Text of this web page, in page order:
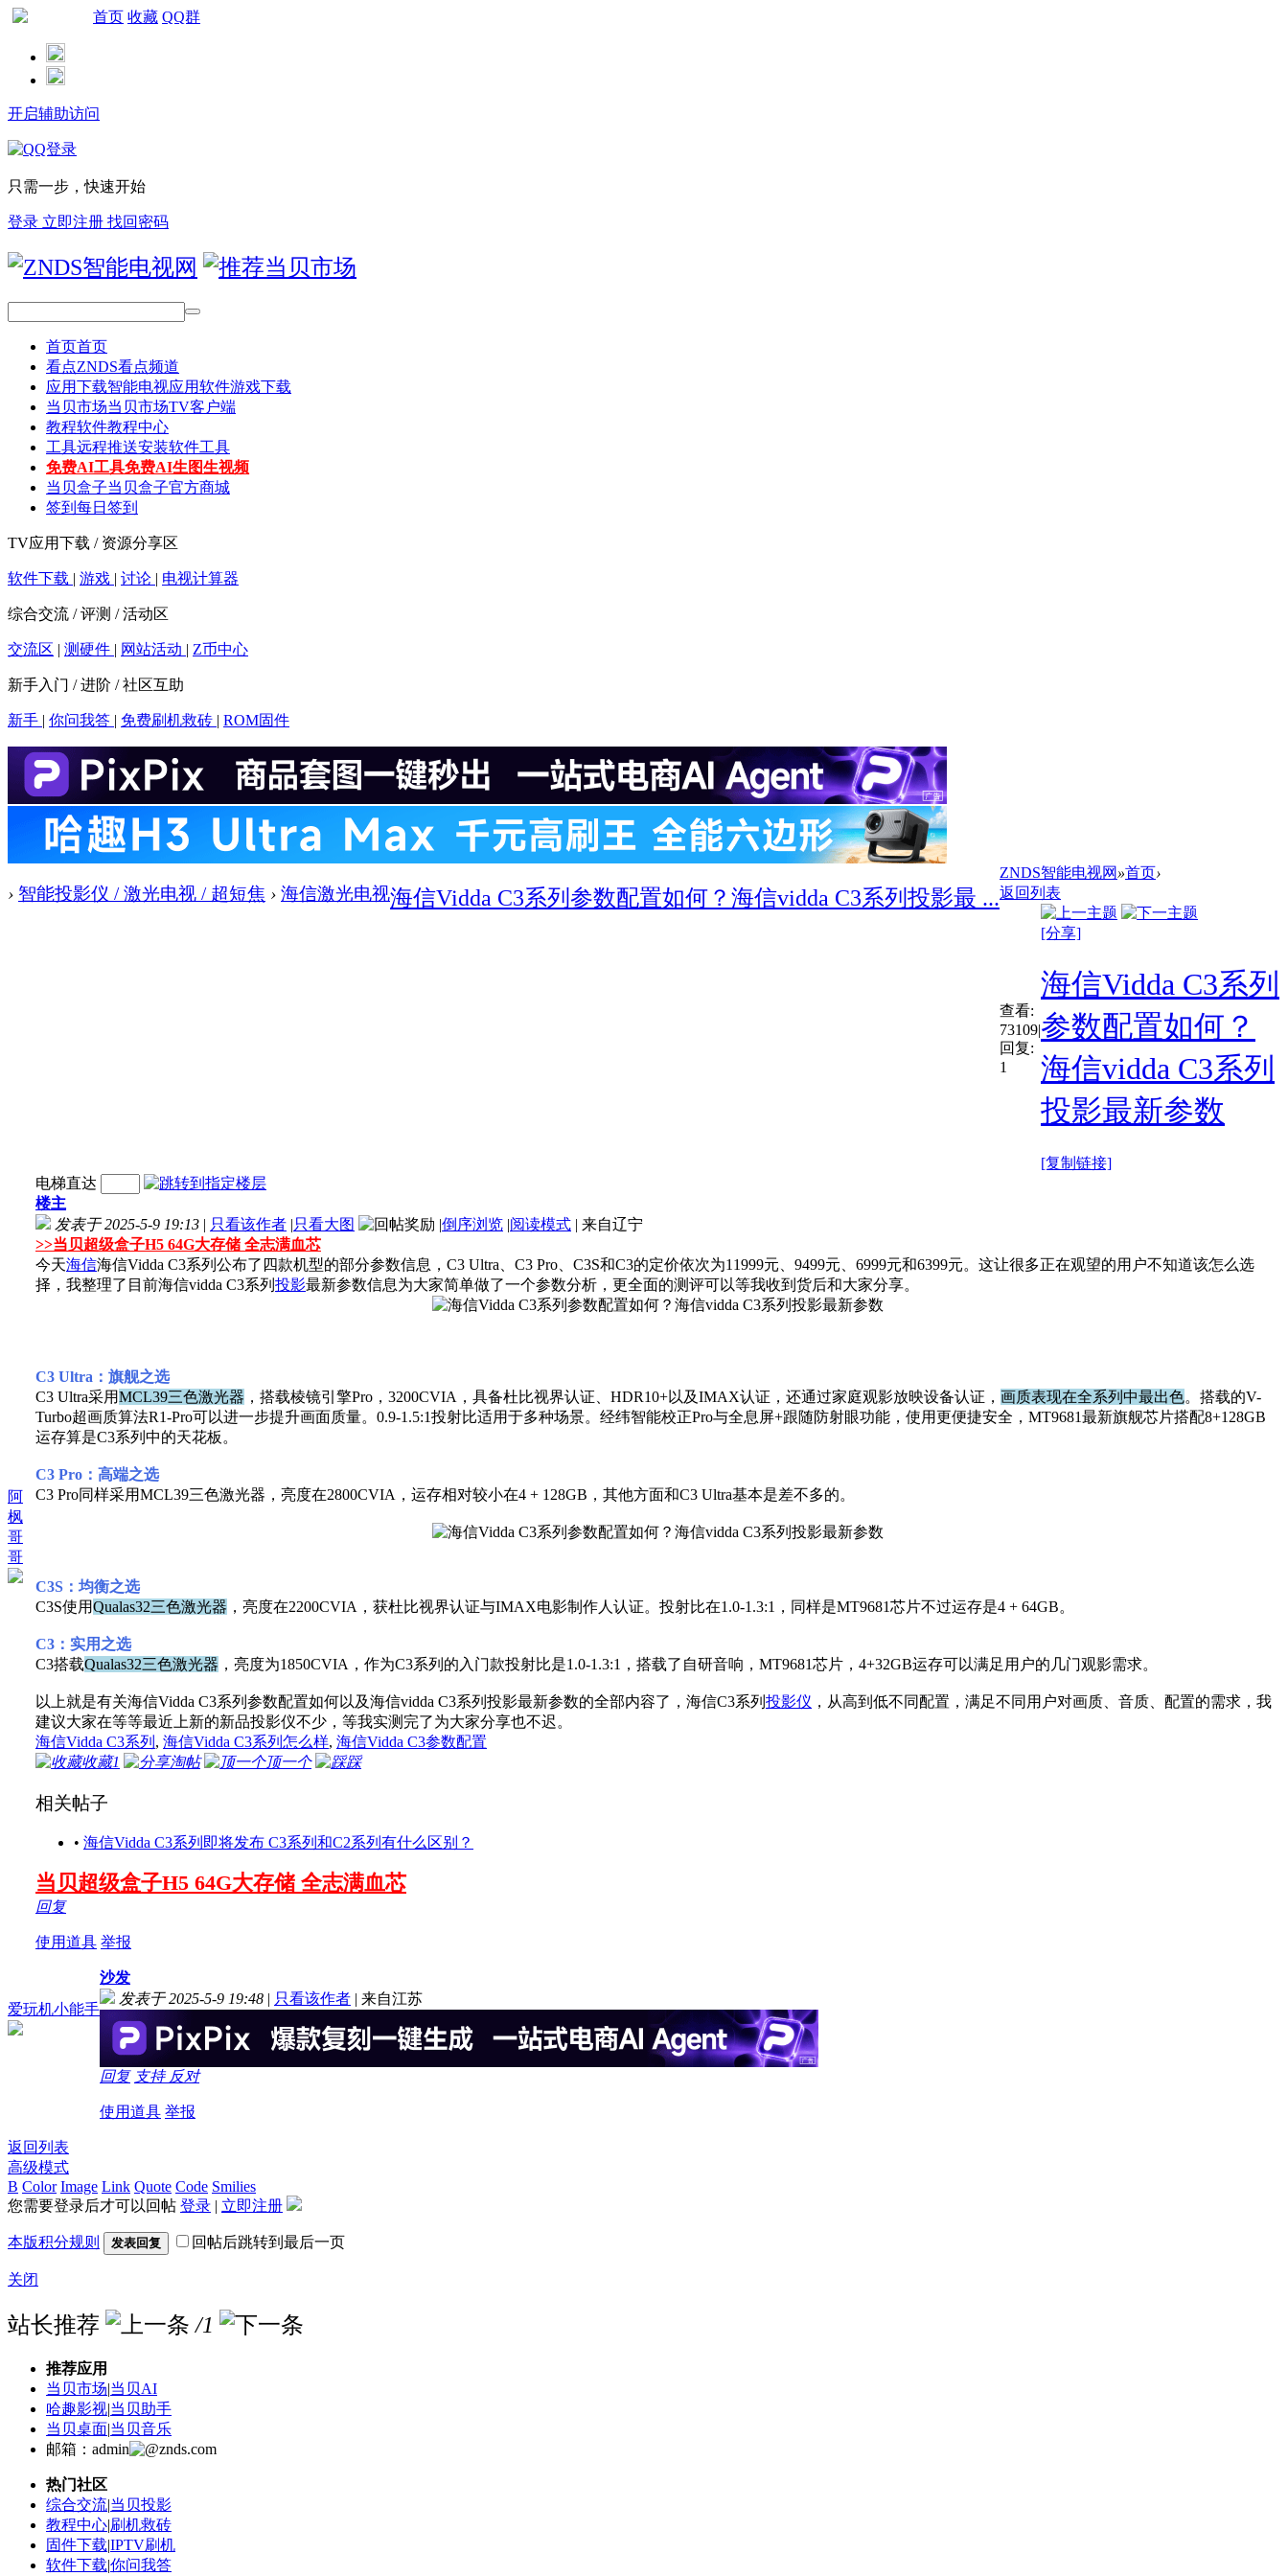
首页 收藏 QQ群
开启辅助访问
只需一步，快速开始
登录 立即注册 找回密码
首页首页
看点ZNDS看点频道
应用下载智能电视应用软件游戏下载
当贝市场当贝市场TV客户端
教程软件教程中心
工具远程推送安装软件工具
免费AI工具免费AI生图生视频
当贝盒子当贝盒子官方商城
签到 每日签到
TV应用下载 / 资源分享区
软件下载 | 游戏 | 讨论 | 电视计算器
综合交流 / 评测 / 活动区
交流区 | 测硬件 | 网站活动 | Z币中心
新手入门 / 进阶 / 社区互助
新手 | 你问我答 | 免费刷机救砖 | ROM固件
ZNDS智能电视网 »首页
› 智能投影仪 / 激光电视 / 超短焦 › 海信激光电视
›
海信Vidda C3系列参数配置如何？海信vidda C3系列投影最 ...返回列表
查看:
73109|
回复:
1
[分享]
海信Vidda C3系列
参数配置如何？
海信vidda C3系列
投影最新参数
[复制链接]
阿
枫
哥
哥
电梯直达
楼主
发表于 2025-5-9 19:13 | 只看该作者 |只看大图 |倒序浏览 |阅读模式 | 来自辽宁
>>当贝超级盒子H5 64G大存储 全志满血芯
今天海信海信Vidda C3系列公布了四款机型的部分参数信息，C3 Ultra、C3 Pro、C3S和C3的定价依次为11999元、9499元、6999元和6399元。这让很多正在观望的用户不知道该怎么选
择，我整理了目前海信vidda C3系列 投影最新参数信息为大家简单做了一个参数分析，更全面的测评可以等我收到货后和大家分享。
C3 Ultra：旗舰之选
C3 Ultra采用MCL39三色激光器 ，搭载棱镜引擎Pro，3200CVIA，具备杜比视界认证、HDR10+以及IMAX认证，还通过家庭观影放映设备认证， 画质表现在全系列中最出色。搭载的V-
Turbo超画质算法R1-Pro可以进一步提升画面质量。0.9-1.5:1投射比适用于多种场景。经纬智能校正Pro与全息屏+跟随防射眼功能，使用更便捷安全，MT9681最新旗舰芯片搭配8+128GB
运存算是C3系列中的天花板。
C3 Pro：高端之选
C3 Pro同样采用MCL39三色激光器，亮度在2800CVIA，运存相对较小在4 + 128GB，其他方面和C3 Ultra基本是差不多的。
C3S：均衡之选
C3S使用Qualas32三色激光器 ，亮度在2200CVIA，获杜比视界认证与IMAX电影制作人认证。投射比在1.0-1.3:1，同样是MT9681芯片不过运存是4 + 64GB。
C3：实用之选
C3搭载Qualas32三色激光器 ，亮度为1850CVIA，作为C3系列的入门款投射比是1.0-1.3:1，搭载了自研音响，MT9681芯片，4+32GB运存可以满足用户的几门观影需求。
以上就是有关海信Vidda C3系列参数配置如何以及海信vidda C3系列投影最新参数的全部内容了，海信C3系列 投影仪 ，从高到低不同配置，满足不同用户对画质、音质、配置的需求，我
建议大家在等等最近上新的新品投影仪不少，等我实测完了为大家分享也不迟。
海信Vidda C3系列 , 海信Vidda C3系列怎么样, 海信Vidda C3参数配置
收藏1 淘帖 顶一个 踩
相关帖子
• 海信Vidda C3系列即将发布 C3系列和C2系列有什么区别？
当贝超级盒子H5 64G大存储 全志满血芯
回复
使用道具 举报
爱玩机小能手
沙发
发表于 2025-5-9 19:48 | 只看该作者 | 来自江苏
回复 支持 反对
使用道具 举报
返回列表
高级模式
B Color Image Link Quote Code Smilies
您需要登录后才可以回帖 登录 | 立即注册
本版积分规则 发表回复 回帖后跳转到最后一页
关闭
站长推荐 /1
推荐应用
当贝市场|当贝AI
哈趣影视|当贝助手
当贝桌面|当贝音乐
邮箱：admin
znds.com
热门社区
综合交流|当贝投影
教程中心|刷机救砖
固件下载|IPTV刷机
软件下载|你问我答